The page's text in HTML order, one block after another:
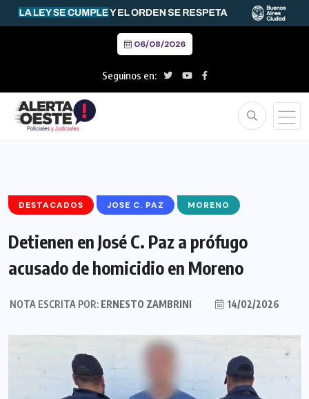
06/08/2026
Seguinos en:
DESTACADOS JOSE C. PAZ MORENO
Detienen en José C. Paz a prófugo
acusado de homicidio en Moreno
NOTA ESCRITA POR:ERNESTO ZAMBRINI 14/02/2026